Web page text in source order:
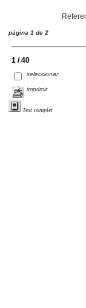
página 1 de 2
1 / 40
seleccionar
imprimir
Text complet